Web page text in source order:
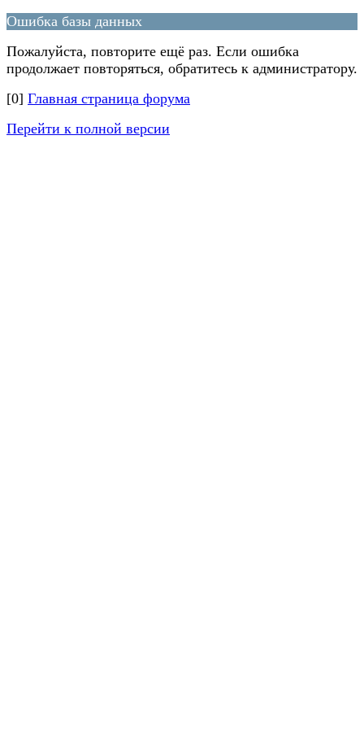
Ошибка базы данных
Пожалуйста, повторите ещё раз. Если ошибка
продолжает повторяться, обратитесь к администратору.
[0] Главная страница форума
Перейти к полной версии